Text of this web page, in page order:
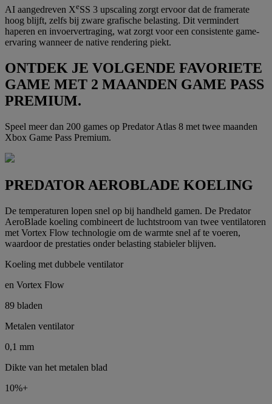
AI aangedreven XeSS 3 upscaling zorgt ervoor dat de framerate
hoog blijft, zelfs bij zware grafische belasting. Dit vermindert
haperen en invoervertraging, wat zorgt voor een consistente game-
ervaring wanneer de native rendering piekt.
ONTDEK JE VOLGENDE FAVORIETE
GAME MET 2 MAANDEN GAME PASS
PREMIUM.
Speel meer dan 200 games op Predator Atlas 8 met twee maanden
Xbox Game Pass Premium.
PREDATOR AEROBLADE KOELING
De temperaturen lopen snel op bij handheld gamen. De Predator
AeroBlade koeling combineert de luchtstroom van twee ventilatoren
met Vortex Flow technologie om de warmte snel af te voeren,
waardoor de prestaties onder belasting stabieler blijven.
Koeling met dubbele ventilator
en Vortex Flow
89 bladen
Metalen ventilator
0,1 mm
Dikte van het metalen blad
10%+